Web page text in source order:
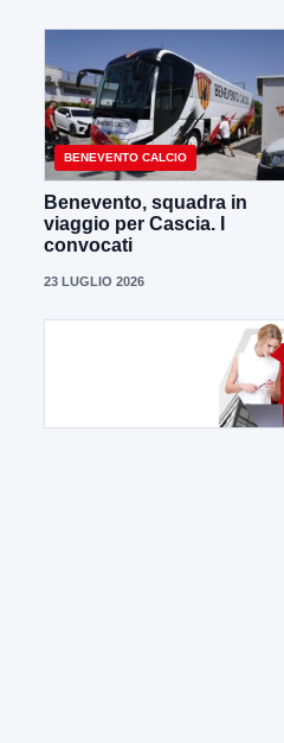
BENEVENTO CALCIO
Benevento, squadra in
viaggio per Cascia. I
convocati
23 LUGLIO 2026